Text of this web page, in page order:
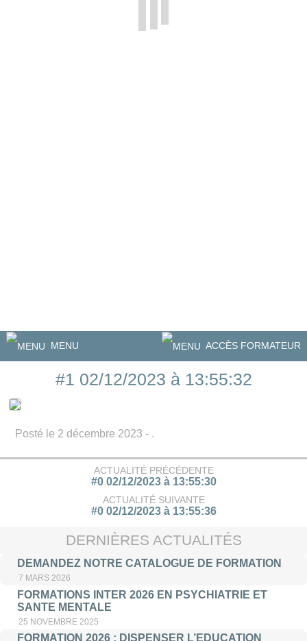
MENU ACCÈS FORMATEUR
#1 02/12/2023 à 13:55:32
Posté le 2 décembre 2023 - .
ACTUALITÉ PRÉCÉDENTE
#0 02/12/2023 à 13:55:30
ACTUALITÉ SUIVANTE
#0 02/12/2023 à 13:55:36
DERNIÈRES ACTUALITÉS
DEMANDEZ NOTRE CATALOGUE DE FORMATION
7 MARS 2026
FORMATIONS INTER 2026 EN PSYCHIATRIE ET
SANTE MENTALE
25 NOVEMBRE 2025
FORMATION 2026 : DISPENSER L’EDUCATION